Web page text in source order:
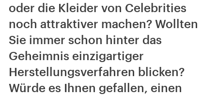
oder die Kleider von Celebrities
noch attraktiver machen? Wollten
Sie immer schon hinter das
Geheimnis einzigartiger
Herstellungsverfahren blicken?
Würde es Ihnen gefallen, einen